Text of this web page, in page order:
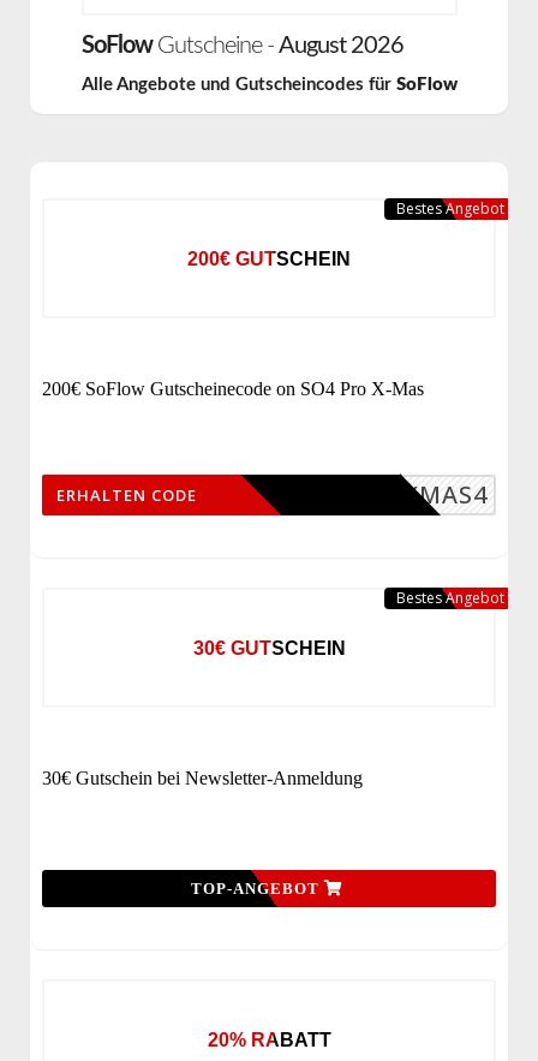
SoFlowGutscheine - August 2026
Alle Angebote und Gutscheincodes für SoFlow
200€ GUTSCHEIN
200€ SoFlow Gutscheinecode on SO4 Pro X-Mas
XMAS4
ERHALTEN CODE
Bestes Angebot
30€ GUTSCHEIN
30€ Gutschein bei Newsletter-Anmeldung
TOP-ANGEBOT
Bestes Angebot
20% RABATT